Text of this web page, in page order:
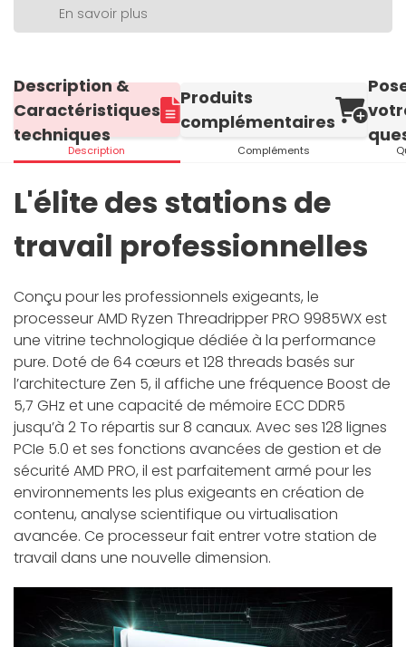
En savoir plus
Description &
Caractéristiques
techniques
Description
Produits
complémentaires
Compléments
L'élite des stations de
travail professionnelles
Conçu pour les professionnels exigeants, le
processeur AMD Ryzen Threadripper PRO 9985WX est
une vitrine technologique dédiée à la performance
pure. Doté de 64 cœurs et 128 threads basés sur
l’architecture Zen 5, il affiche une fréquence Boost de
5,7 GHz et une capacité de mémoire ECC DDR5
jusqu’à 2 To répartis sur 8 canaux. Avec ses 128 lignes
PCIe 5.0 et ses fonctions avancées de gestion et de
sécurité AMD PRO, il est parfaitement armé pour les
environnements les plus exigeants en création de
contenu, analyse scientifique ou virtualisation
avancée. Ce processeur fait entrer votre station de
travail dans une nouvelle dimension.